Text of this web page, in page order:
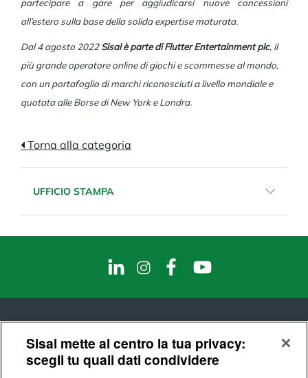
partecipare a gare per aggiudicarsi nuove concessioni
all’estero sulla base della solida expertise maturata.
Dal 4 agosto 2022Sisal è parte di Flutter Entertainment plc, il
più grande operatore online di giochi e scommesse al mondo,
con un portafoglio di marchi riconosciuti a livello mondiale e
quotata alle Borse di New York e Londra.
Torna alla categoria
UFFICIO STAMPA
Telefono:02.8868971
Sisal mette al centro la tua privacy:
scegli tu quali dati condividere